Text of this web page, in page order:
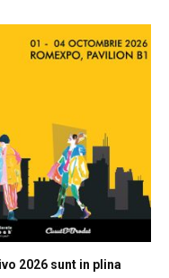
2026 sunt in plina